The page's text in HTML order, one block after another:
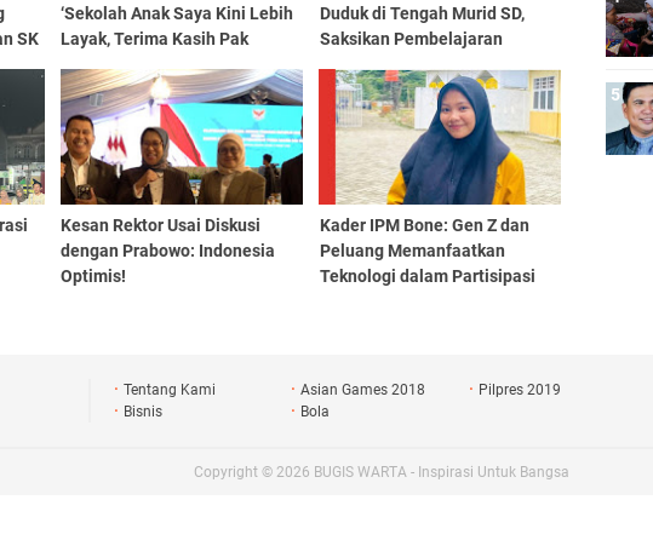
SK
‘Sekolah Anak Saya Kini Lebih
Layak, Terima Kasih Pak
Presiden!’
Duduk di Tengah Murid SD,
Saksikan Pembelajaran
dengan Smart TV dari
Pemerintah
Kesan Rektor Usai Diskusi
dengan Prabowo: Indonesia
Optimis!
Kader IPM Bone: Gen Z dan
Peluang Memanfaatkan
Teknologi dalam Partisipasi
Tentang Kami Asian Games 2018
Pilpres 2019
Bisnis
Bola
Copyright © 2026 BUGIS WARTA - Inspirasi Untuk Bangsa